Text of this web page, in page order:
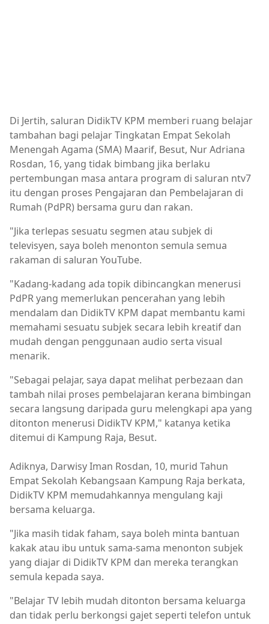
Di Jertih, saluran DidikTV KPM memberi ruang belajar
tambahan bagi pelajar Tingkatan Empat Sekolah
Menengah Agama (SMA) Maarif, Besut, Nur Adriana
Rosdan, 16, yang tidak bimbang jika berlaku
pertembungan masa antara program di saluran ntv7
itu dengan proses Pengajaran dan Pembelajaran di
Rumah (PdPR) bersama guru dan rakan.
"Jika terlepas sesuatu segmen atau subjek di
televisyen, saya boleh menonton semula semua
rakaman di saluran YouTube.
"Kadang-kadang ada topik dibincangkan menerusi
PdPR yang memerlukan pencerahan yang lebih
mendalam dan DidikTV KPM dapat membantu kami
memahami sesuatu subjek secara lebih kreatif dan
mudah dengan penggunaan audio serta visual
menarik.
"Sebagai pelajar, saya dapat melihat perbezaan dan
tambah nilai proses pembelajaran kerana bimbingan
secara langsung daripada guru melengkapi apa yang
ditonton menerusi DidikTV KPM," katanya ketika
ditemui di Kampung Raja, Besut.
Adiknya, Darwisy Iman Rosdan, 10, murid Tahun
Empat Sekolah Kebangsaan Kampung Raja berkata,
DidikTV KPM memudahkannya mengulang kaji
bersama keluarga.
"Jika masih tidak faham, saya boleh minta bantuan
kakak atau ibu untuk sama-sama menonton subjek
yang diajar di DidikTV KPM dan mereka terangkan
semula kepada saya.
"Belajar TV lebih mudah ditonton bersama keluarga
dan tidak perlu berkongsi gajet seperti telefon untuk